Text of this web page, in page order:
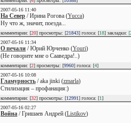
2007-05-16 11:40
На Север / Ирина Рогова (Yucca)
Ну что ж, значит, поезда...
комментарии: [20] просмотры: [21843] голоса: [18] закладки:
2007-05-16 11:34
О печали / Юрий Юрченко (Youri)
(Не говорите мне о Сааведра!..)
комментарии: [2] просмотры: [9960] голоса: [4]
2007-05-16 10:08
Гламурность / аka jinki (zmarla)
Стилизация – профанация:)
комментарии: [32] просмотры: [12991] голоса: [1]
2007-05-16 02:27
Война / Гришаев Андрей (Listikov)